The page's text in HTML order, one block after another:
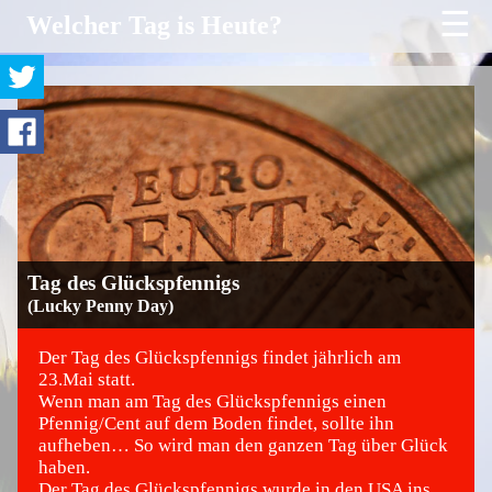
Welcher Tag is Heute? ☰
Tag des Glückspfennigs
(Lucky Penny Day)
©
Der Tag des Glückspfennigs findet jährlich am
23.Mai statt.
Wenn man am Tag des Glückspfennigs einen
Pfennig/Cent auf dem Boden findet, sollte ihn
aufheben… So wird man den ganzen Tag über Glück
haben.